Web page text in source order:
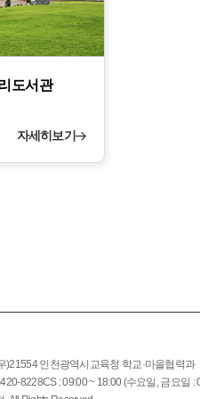
도서관
자세히보기
)21554 인천광역시교육청 학교·마을협력과
8228CS : 09:00 ~ 18:00 (수요일, 금요일 :